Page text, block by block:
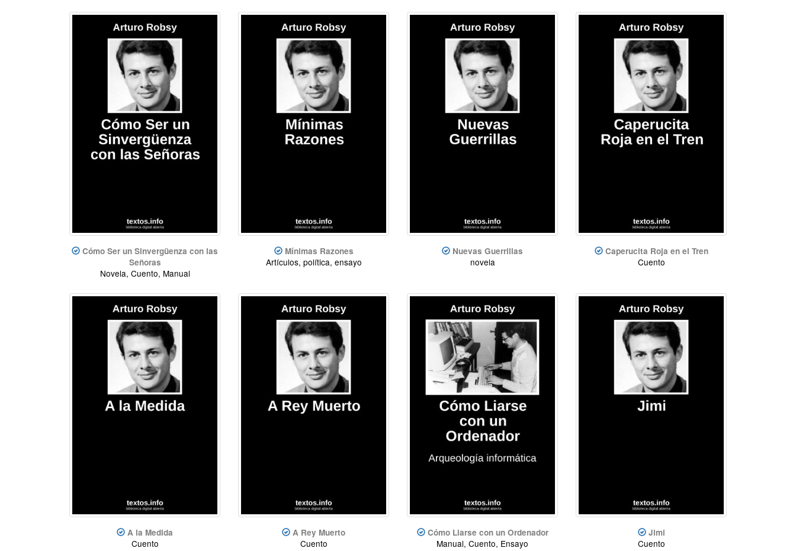
Cómo Ser un Sinvergüenza con las
Señoras
Novela, Cuento, Manual
Mínimas Razones
Artículos, política, ensayo
Nuevas Guerrillas
novela
Caperucita Roja en el Tren
Cuento
A la Medida
Cuento
A Rey Muerto
Cuento
Cómo Liarse con un Ordenador
Manual, Cuento, Ensayo
Jimi
Cuento